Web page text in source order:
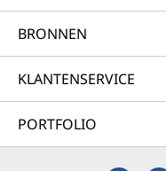
BRONNEN
KLANTENSERVICE
PORTFOLIO